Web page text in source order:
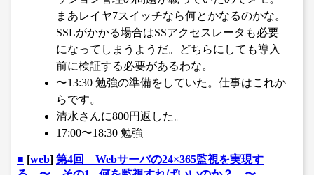
まあレイヤ7スイッチなら何とかなるのかな。
SSLがかかる場合はSSアクセスレータも必要
になってしまうようだ。どちらにしても導入
前に検証する必要があるわな。
〜13:30 勉強の準備をしていた。仕事はこれか
らです。
清水さんに800円返した。
17:00〜18:30 勉強
■ [web] 第4回 Webサーバの24×365監視を実現す